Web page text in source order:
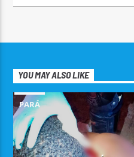
YOU MAY ALSO LIKE
PARÁ